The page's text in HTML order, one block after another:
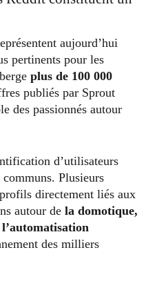
aujourd’hui
pertinents pour les
plus de 100 000
publiés par Sprout
des passionnés autour
d’utilisateurs
communs. Plusieurs
directement liés aux
autour de la domotique,
des milliers